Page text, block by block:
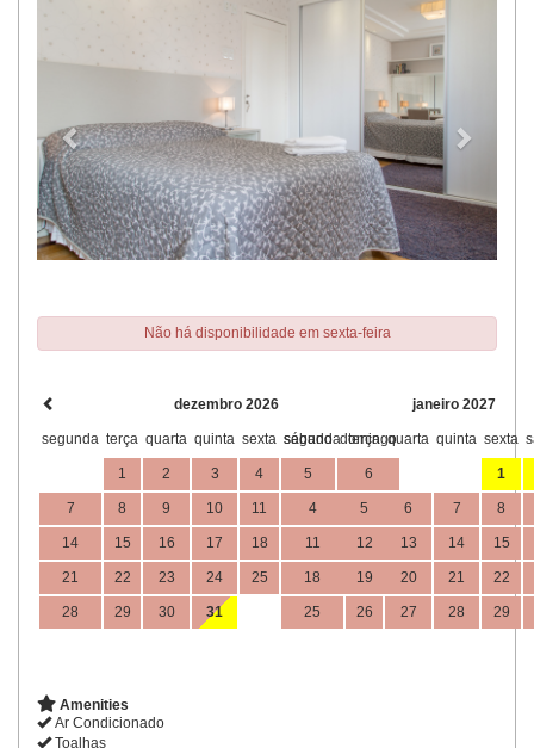
Não há disponibilidade em sexta-feira
dezembro 2026
segunda terça quarta quinta sexta sábado domingo
1 2 3 4 5 6
7 8 9 10 11 12 13
14 15 16 17 18 19 20
21 22 23 24 25 26 27
28 29 30 31
janeiro 2027
segunda terça quarta quinta sexta
1
4 5 6 7 8
11 12 13 14 15
18 19 20 21 22
25 26 27 28 29
Amenities
Ar Condicionado
Toalhas